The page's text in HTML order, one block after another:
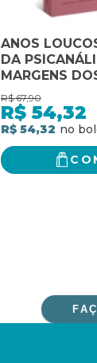
ANOS
DA
MARGENS
SEGUIDO DO
SOPHIE
FREUD
R$ 67,90
R$ 54,32
R$ 54,32